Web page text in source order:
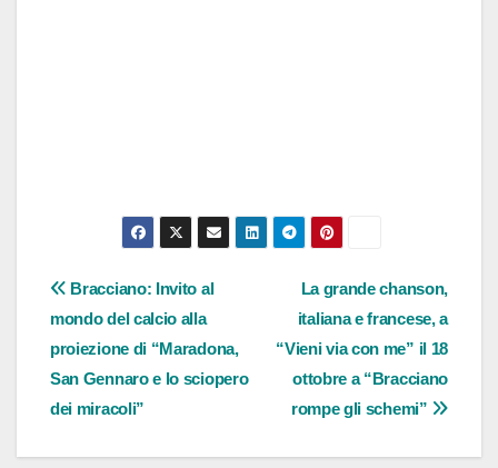
Navigazione
articoli
La grande chanson,
italiana e francese, a
“Vieni via con me” il 18
ottobre a “Bracciano
rompe gli schemi”
Bracciano: Invito al
mondo del calcio alla
proiezione di “Maradona,
San Gennaro e lo sciopero
dei miracoli”